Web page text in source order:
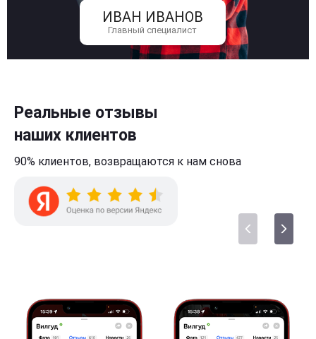
ИВАН ИВАНОВ
Главный специалист
Реальные отзывы
наших клиентов
90% клиентов, возвращаются к нам снова